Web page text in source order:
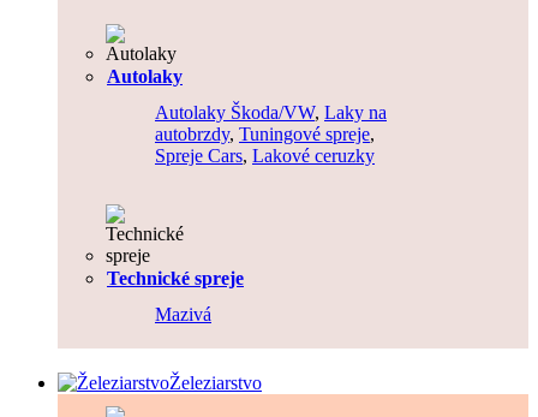
Autolaky
Autolaky Škoda/VW, Laky na
autobrzdy, Tuningové spreje,
Spreje Cars, Lakové ceruzky
Technické spreje
Mazivá
Železiarstvo